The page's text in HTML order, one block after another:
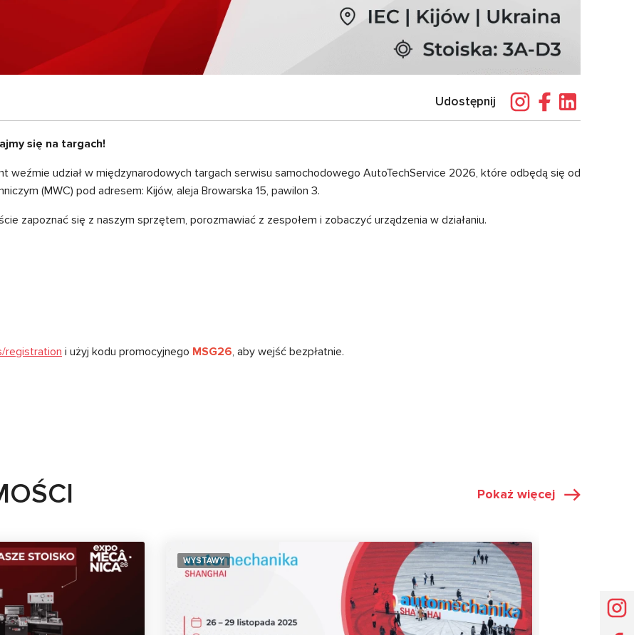
Udostępnij
się na targach!
weźmie udział w międzynarodowych targach serwisu samochodowego AutoTechService 2026, które odbędą się od
(MWC) pod adresem: Kijów, aleja Browarska 15, pawilon 3.
zapoznać się z naszym sprzętem, porozmawiać z zespołem i zobaczyć urządzenia w działaniu.
registration i użyj kodu promocyjnego MSG26, aby wejść bezpłatnie.
Pokaż więcej
WYSTAWY